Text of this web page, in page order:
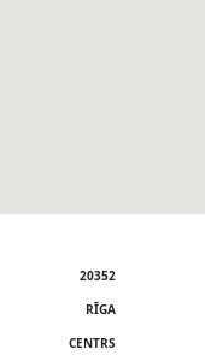
20352
RĪGA
CENTRS